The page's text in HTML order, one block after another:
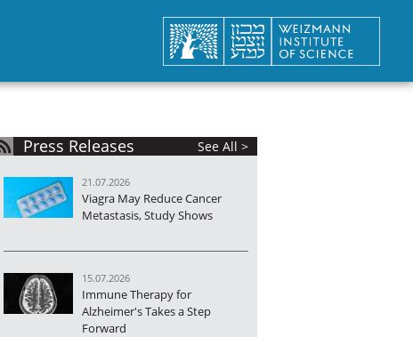
Press Releases See All >
21.07.2026
Viagra May Reduce Cancer
Metastasis, Study Shows
15.07.2026
Immune Therapy for
Alzheimer's Takes a Step
Forward